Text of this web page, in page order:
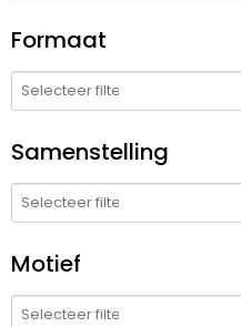
Formaat
Samenstelling
Motief